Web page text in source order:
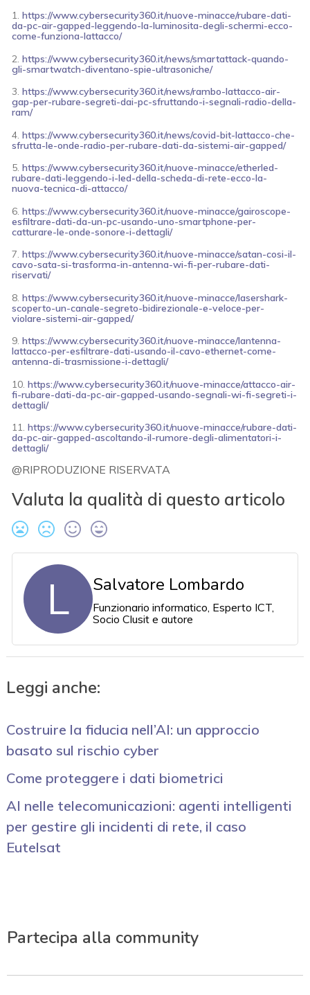
1.https://www.cybersecurity360.it/nuove-minacce/rubare-dati-
da-pc-air-gapped-leggendo-la-luminosita-degli-schermi-ecco-
come-funziona-lattacco/
2.https://www.cybersecurity360.it/news/smartattack-quando-
gli-smartwatch-diventano-spie-ultrasoniche/
3.https://www.cybersecurity360.it/news/rambo-lattacco-air-
gap-per-rubare-segreti-dai-pc-sfruttando-i-segnali-radio-della-
ram/
4.https://www.cybersecurity360.it/news/covid-bit-lattacco-che-
sfrutta-le-onde-radio-per-rubare-dati-da-sistemi-air-gapped/
5.https://www.cybersecurity360.it/nuove-minacce/etherled-
rubare-dati-leggendo-i-led-della-scheda-di-rete-ecco-la-
nuova-tecnica-di-attacco/
6.https://www.cybersecurity360.it/nuove-minacce/gairoscope-
esfiltrare-dati-da-un-pc-usando-uno-smartphone-per-
catturare-le-onde-sonore-i-dettagli/
7.https://www.cybersecurity360.it/nuove-minacce/satan-cosi-il-
cavo-sata-si-trasforma-in-antenna-wi-fi-per-rubare-dati-
riservati/
8.https://www.cybersecurity360.it/nuove-minacce/lasershark-
scoperto-un-canale-segreto-bidirezionale-e-veloce-per-
violare-sistemi-air-gapped/
9.https://www.cybersecurity360.it/nuove-minacce/lantenna-
lattacco-per-esfiltrare-dati-usando-il-cavo-ethernet-come-
antenna-di-trasmissione-i-dettagli/
10.https://www.cybersecurity360.it/nuove-minacce/attacco-air-
fi-rubare-dati-da-pc-air-gapped-usando-segnali-wi-fi-segreti-i-
dettagli/
11.https://www.cybersecurity360.it/nuove-minacce/rubare-dati-
da-pc-air-gapped-ascoltando-il-rumore-degli-alimentatori-i-
dettagli/
@RIPRODUZIONE RISERVATA
Valuta la qualità di questo articolo
L Salvatore Lombardo
Funzionario informatico, Esperto ICT,
Socio Clusit e autore
Leggi anche:
Costruire la fiducia nell’AI: un approccio
basato sul rischio cyber
Come proteggere i dati biometrici
AI nelle telecomunicazioni: agenti intelligenti
per gestire gli incidenti di rete, il caso
Eutelsat
Partecipa alla community